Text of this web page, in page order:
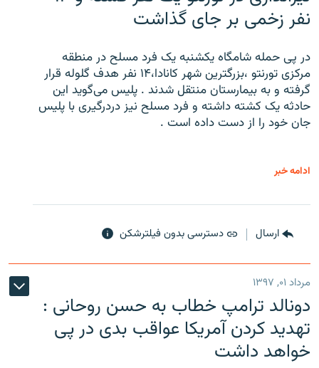
نفر زخمی بر جای گذاشت
در پی حمله شامگاه یکشنبه یک فرد مسلح در منطقه
مرکزی تورنتو ،‌بزرگترین شهر کانادا،۱۴ نفر هدف گلوله قرار
گرفته و به بیمارستان منتقل شدند . پلیس می‌گوید این
حادثه یک کشته داشته و فرد مسلح نیز دردرگیری با پلیس
جان خود را از دست داده است .
ادامه خبر
ارسال دسترسی بدون فیلترشکن
مرداد ۰۱, ۱۳۹۷
دونالد ترامپ خطاب به حسن روحانی :
تهدید کردن آمریکا عواقب بدی در پی
خواهد داشت